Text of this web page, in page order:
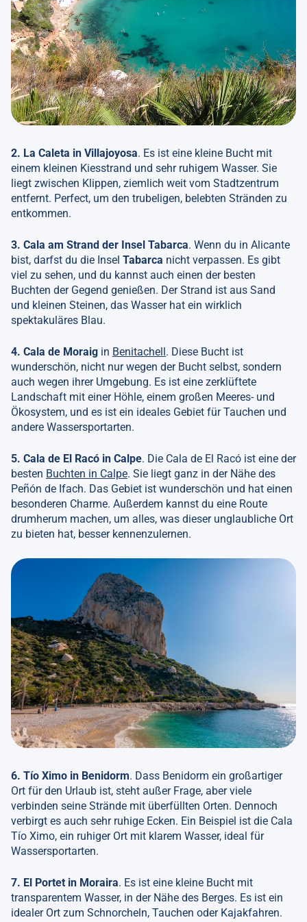
2. La Caleta in Villajoyosa. Es ist eine kleine Bucht mit
einem kleinen Kiesstrand und sehr ruhigem Wasser. Sie
liegt zwischen Klippen, ziemlich weit vom Stadtzentrum
entfernt. Perfect, um den trubeligen, belebten Stränden zu
entkommen.
3. Cala am Strand der Insel Tabarca. Wenn du in Alicante
bist, darfst du die Insel Tabarca nicht verpassen. Es gibt
viel zu sehen, und du kannst auch einen der besten
Buchten der Gegend genießen. Der Strand ist aus Sand
und kleinen Steinen, das Wasser hat ein wirklich
spektakuläres Blau.
4. Cala de Moraig in Benitachell. Diese Bucht ist
wunderschön, nicht nur wegen der Bucht selbst, sondern
auch wegen ihrer Umgebung. Es ist eine zerklüftete
Landschaft mit einer Höhle, einem großen Meeres- und
Ökosystem, und es ist ein ideales Gebiet für Tauchen und
andere Wassersportarten.
5. Cala de El Racó in Calpe. Die Cala de El Racó ist eine der
besten Buchten in Calpe. Sie liegt ganz in der Nähe des
Peñón de Ifach. Das Gebiet ist wunderschön und hat einen
besonderen Charme. Außerdem kannst du eine Route
drumherum machen, um alles, was dieser unglaubliche Ort
zu bieten hat, besser kennenzulernen.
6. Tío Ximo in Benidorm. Dass Benidorm ein großartiger
Ort für den Urlaub ist, steht außer Frage, aber viele
verbinden seine Strände mit überfüllten Orten. Dennoch
verbirgt es auch sehr ruhige Ecken. Ein Beispiel ist die Cala
Tío Ximo, ein ruhiger Ort mit klarem Wasser, ideal für
Wassersportarten.
7. El Portet in Moraira. Es ist eine kleine Bucht mit
transparentem Wasser, in der Nähe des Berges. Es ist ein
idealer Ort zum Schnorcheln, Tauchen oder Kajakfahren.